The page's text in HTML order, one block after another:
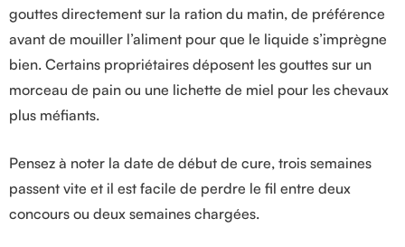
gouttes directement sur la ration du matin, de préférence
avant de mouiller l’aliment pour que le liquide s’imprègne
bien. Certains propriétaires déposent les gouttes sur un
morceau de pain ou une lichette de miel pour les chevaux
plus méfiants.
Pensez à noter la date de début de cure, trois semaines
passent vite et il est facile de perdre le fil entre deux
concours ou deux semaines chargées.